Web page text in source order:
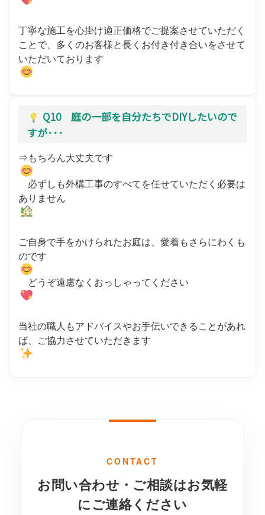
丁寧な施工を心掛け適正価格でご提案させていただく
ことで、多くのお客様と長くお付き付き合いをさせて
いただいております
Q10 庭の一部を自分たちでDIYしたいので
すが･･･
⇒もちろん大丈夫です
必ずしも外構工事のすべてを任せていただく必要は
ありません
ご自身で手をかけられたお庭は、愛着もさらにわくも
のです
どうぞ遠慮なくおっしゃってください
当社の職人もアドバイスやお手伝いできることがあれ
ば、ご協力させていただきます
CONTACT
お問い合わせ・ご相談はお気軽
にご連絡ください